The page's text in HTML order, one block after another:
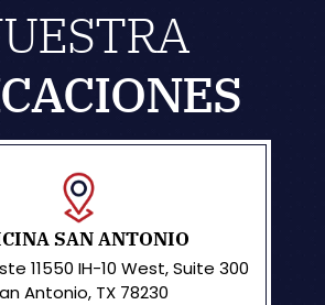
SAN ANTONIO
11550 IH-10 West, Suite 300
Antonio, TX 78230